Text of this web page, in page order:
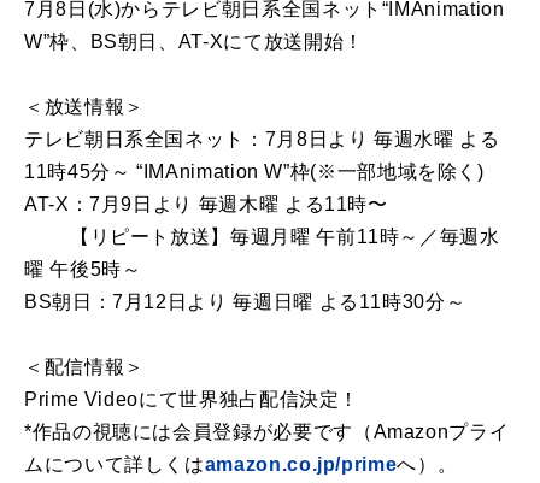
7月8日(水)からテレビ朝日系全国ネット“IMAnimation
W”枠、BS朝日、AT-Xにて放送開始！
＜放送情報＞
テレビ朝日系全国ネット：7月8日より 毎週水曜 よる
11時45分～ “IMAnimation W”枠(※一部地域を除く)
AT-X：7月9日より 毎週木曜 よる11時〜
【リピート放送】毎週月曜 午前11時～／毎週水
曜 午後5時～
BS朝日：7月12日より 毎週日曜 よる11時30分～
＜配信情報＞
Prime Videoにて世界独占配信決定！
*作品の視聴には会員登録が必要です（Amazonプライ
ムについて詳しくはamazon.co.jp/primeへ）。